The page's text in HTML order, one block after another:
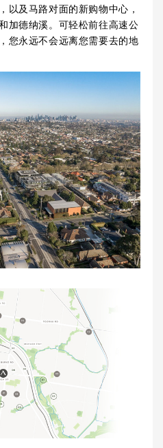
以及马路对面的新购物中心，
加德纳溪。可轻松前往高速公
您永远不会远离您需要去的地